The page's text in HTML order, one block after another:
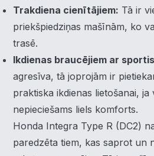
Trakdiena cienītājiem: Tā ir
priekšpiedziņas mašīnām, ko
trasē.
Ikdienas braucējiem ar
agresīva, tā joprojām ir
praktiska ikdienas lietošanai, ja
nepieciešams liels komforts.
Honda Integra Type R (DC2)
paredzēta tiem, kas saprot un
Piekrišanas preferences
Mēs izmantojam sīkdatnes, lai
pārvietoties un veikt noteiktas
piekrišanas kategorijā atradīsiet
visām sīk... Rādīt vairāk
▶ Nepieciešamās
▶ Funkcionālais